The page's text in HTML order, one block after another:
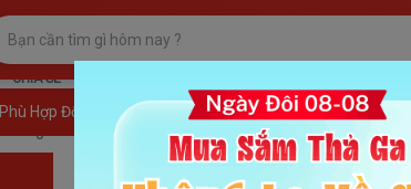
Phù Hợp Đối Tượng SP Freeship OKBUY
Kinh nghiệm mua máy
CHIA SẺ
0